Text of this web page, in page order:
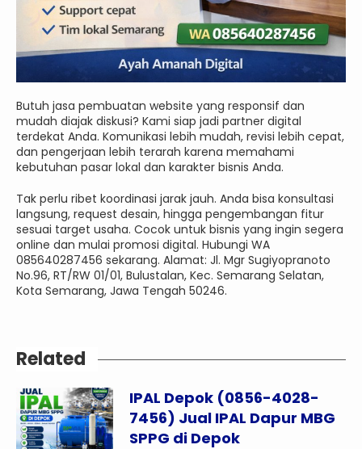
Butuh jasa pembuatan website yang responsif dan
mudah diajak diskusi? Kami siap jadi partner digital
terdekat Anda. Komunikasi lebih mudah, revisi lebih cepat,
dan pengerjaan lebih terarah karena memahami
kebutuhan pasar lokal dan karakter bisnis Anda.
Tak perlu ribet koordinasi jarak jauh. Anda bisa konsultasi
langsung, request desain, hingga pengembangan fitur
sesuai target usaha. Cocok untuk bisnis yang ingin segera
online dan mulai promosi digital. Hubungi WA
085640287456 sekarang. Alamat: Jl. Mgr Sugiyopranoto
No.96, RT/RW 01/01, Bulustalan, Kec. Semarang Selatan,
Kota Semarang, Jawa Tengah 50246.
Related
IPAL Depok (0856-4028-
7456) Jual IPAL Dapur MBG
SPPG di Depok